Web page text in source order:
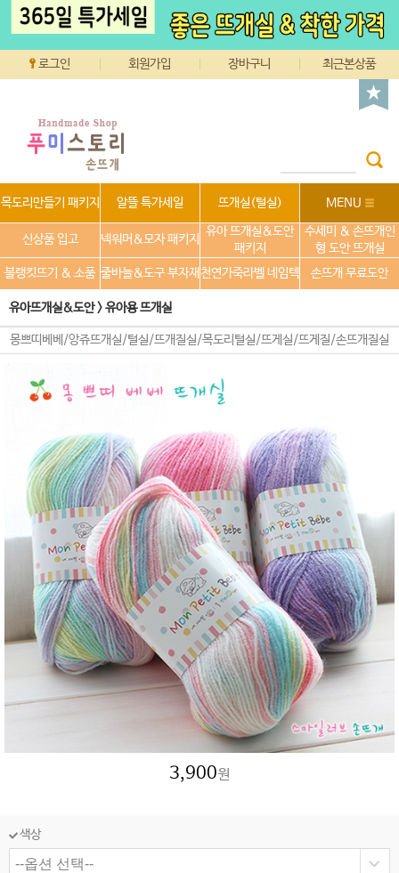
로그인 회원가입 장바구니 최근본상품
목도리만들기 패키지 알뜰 특가세일 뜨개실(털실) MENU
신상품 입고 넥워머&모자 패키지
유아 뜨개실&도안
패키지
수세미 & 손뜨개인
형 도안 뜨개실
블랭킷뜨기 & 소품 줄바늘&도구 부자재 천연가죽라벨 네임텍 손뜨개 무료도안
유아뜨개실&도안>유아용 뜨개실
몽쁘띠베베/앙쥬뜨개실/털실/뜨개질실/목도리털실/뜨게실/뜨게질/손뜨개질실
3,900원
색상